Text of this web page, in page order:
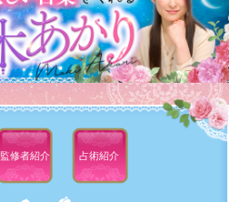
監修者紹介 占術紹介